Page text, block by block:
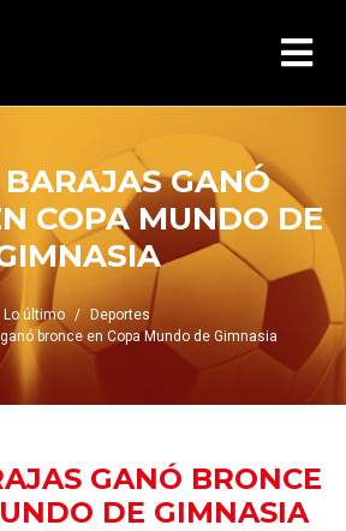
GANÓ
COPA MUNDO DE
Lo último
Deportes
bronce en Copa Mundo de Gimnasia
GANÓ BRONCE
DE GIMNASIA